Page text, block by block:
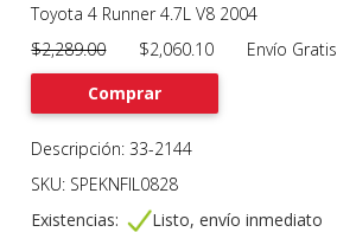
Previous
Toyota 4 Runner 4.7L V8 2004
$2,289.00$2,060.10 Envío Gratis
Comprar
Descripción: 33-2144
SKU: SPEKNFIL0828
Existencias:
Listo, envío inmediato